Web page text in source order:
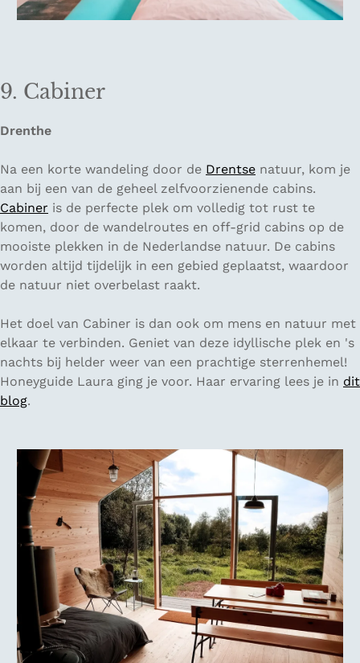
9. Cabiner
Drenthe
Na een korte wandeling door de Drentse natuur, kom je
aan bij een van de geheel zelfvoorzienende cabins.
Cabiner is de perfecte plek om volledig tot rust te
komen, door de wandelroutes en off-grid cabins op de
mooiste plekken in de Nederlandse natuur. De cabins
worden altijd tijdelijk in een gebied geplaatst, waardoor
de natuur niet overbelast raakt.
Het doel van Cabiner is dan ook om mens en natuur met
elkaar te verbinden. Geniet van deze idyllische plek en 's
nachts bij helder weer van een prachtige sterrenhemel!
Honeyguide Laura ging je voor. Haar ervaring lees je in dit
blog.